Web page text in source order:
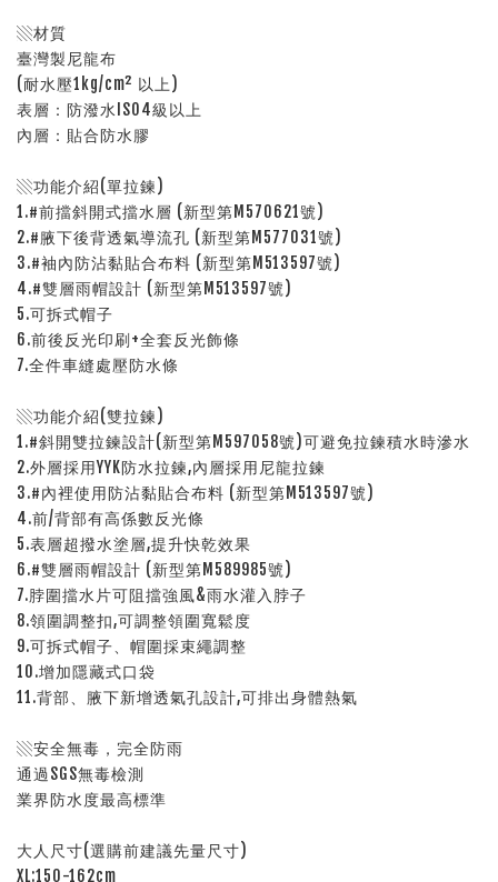
▧材質
臺灣製尼龍布
(耐水壓1kg/cm² 以上)
表層：防潑水ISO4級以上
內層：貼合防水膠
▧功能介紹(單拉鍊)
1.#前擋斜開式擋水層 (新型第M570621號)
2.#腋下後背透氣導流孔 (新型第M577031號)
3.#袖內防沾黏貼合布料 (新型第M513597號)
4.#雙層雨帽設計 (新型第M513597號)
5.可拆式帽子
6.前後反光印刷+全套反光飾條
7.全件車縫處壓防水條
▧功能介紹(雙拉鍊)
1.#斜開雙拉鍊設計(新型第M597058號)可避免拉鍊積水時滲水
2.外層採用YYK防水拉鍊,內層採用尼龍拉鍊
3.#內裡使用防沾黏貼合布料 (新型第M513597號)
4.前/背部有高係數反光條
5.表層超撥水塗層,提升快乾效果
6.#雙層雨帽設計 (新型第M589985號)
7.脖圍擋水片可阻擋強風&雨水灌入脖子
8.領圍調整扣,可調整領圍寬鬆度
9.可拆式帽子、帽圍採束繩調整
10.增加隱藏式口袋
11.背部、腋下新增透氣孔設計,可排出身體熱氣
▧安全無毒，完全防雨
通過SGS無毒檢測
業界防水度最高標準
大人尺寸(選購前建議先量尺寸)
XL:150-162cm